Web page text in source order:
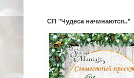
СП "Чудеса начинаются.."